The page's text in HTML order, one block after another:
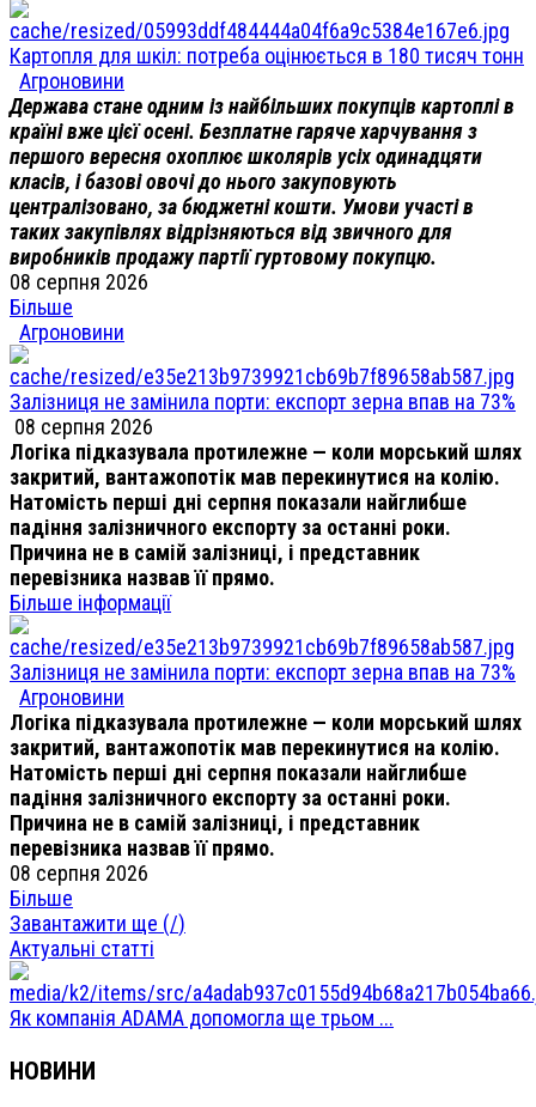
Картопля для шкіл: потреба оцінюється в 180 тисяч тонн
Агроновини
Держава стане одним із найбільших покупців картоплі в
країні вже цієї осені. Безплатне гаряче харчування з
першого вересня охоплює школярів усіх одинадцяти
класів, і базові овочі до нього закуповують
централізовано, за бюджетні кошти. Умови участі в
таких закупівлях відрізняються від звичного для
виробників продажу партії гуртовому покупцю.
08 серпня 2026
Більше
Агроновини
Залізниця не замінила порти: експорт зерна впав на 73%
08 серпня 2026
Логіка підказувала протилежне — коли морський шлях
закритий, вантажопотік мав перекинутися на колію.
Натомість перші дні серпня показали найглибше
падіння залізничного експорту за останні роки.
Причина не в самій залізниці, і представник
перевізника назвав її прямо.
Більше інформації
Залізниця не замінила порти: експорт зерна впав на 73%
Агроновини
Логіка підказувала протилежне — коли морський шлях
закритий, вантажопотік мав перекинутися на колію.
Натомість перші дні серпня показали найглибше
падіння залізничного експорту за останні роки.
Причина не в самій залізниці, і представник
перевізника назвав її прямо.
08 серпня 2026
Більше
Завантажити ще (/)
Актуальні статті
Як компанія ADAMA допомогла ще трьом ...
НОВИНИ